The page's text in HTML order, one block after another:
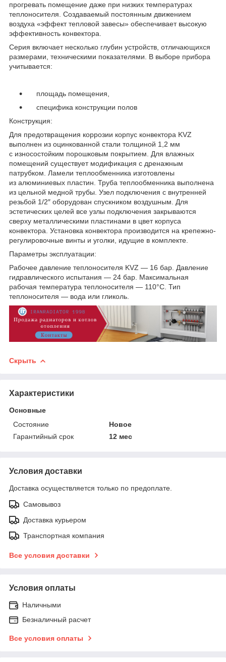
прогревать помещение даже при низких температурах
теплоносителя. Создаваемый постоянным движением
воздуха «эффект тепловой завесы» обеспечивает высокую
эффективность конвектора.
Серия включает несколько глубин устройств, отличающихся
размерами, техническими показателями. В выборе прибора
учитывается:
площадь помещения,
специфика конструкции полов
Конструкция:
Для предотвращения коррозии корпус конвектора KVZ
выполнен из оцинкованной стали толщиной 1,2 мм
с износостойким порошковым покрытием. Для влажных
помещений существует модификация с дренажным
патрубком. Ламели теплообменника изготовлены
из алюминиевых пластин. Труба теплообменника выполнена
из цельной медной трубы. Узел подключения с внутренней
резьбой 1/2″ оборудован спускником воздушным. Для
эстетических целей все узлы подключения закрываются
сверху металлическими пластинами в цвет корпуса
конвектора. Установка конвектора производится на крепежно-
регулировочные винты и уголки, идущие в комплекте.
Параметры эксплуатации:
Рабочее давление теплоносителя KVZ — 16 бар. Давление
гидравлического испытания — 24 бар. Максимальная
рабочая температура теплоносителя — 110°С. Тип
теплоносителя — вода или гликоль.
Скрыть
Характеристики
Основные
Состояние
Новое
Гарантийный срок
12 мес
Условия доставки
Доставка осуществляется только по предоплате.
Самовывоз
Доставка курьером
Транспортная компания
Все условия доставки
Условия оплаты
Наличными
Безналичный расчет
Все условия оплаты